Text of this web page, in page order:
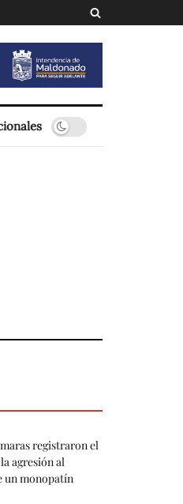
registraron el
agresión al
un monopatín